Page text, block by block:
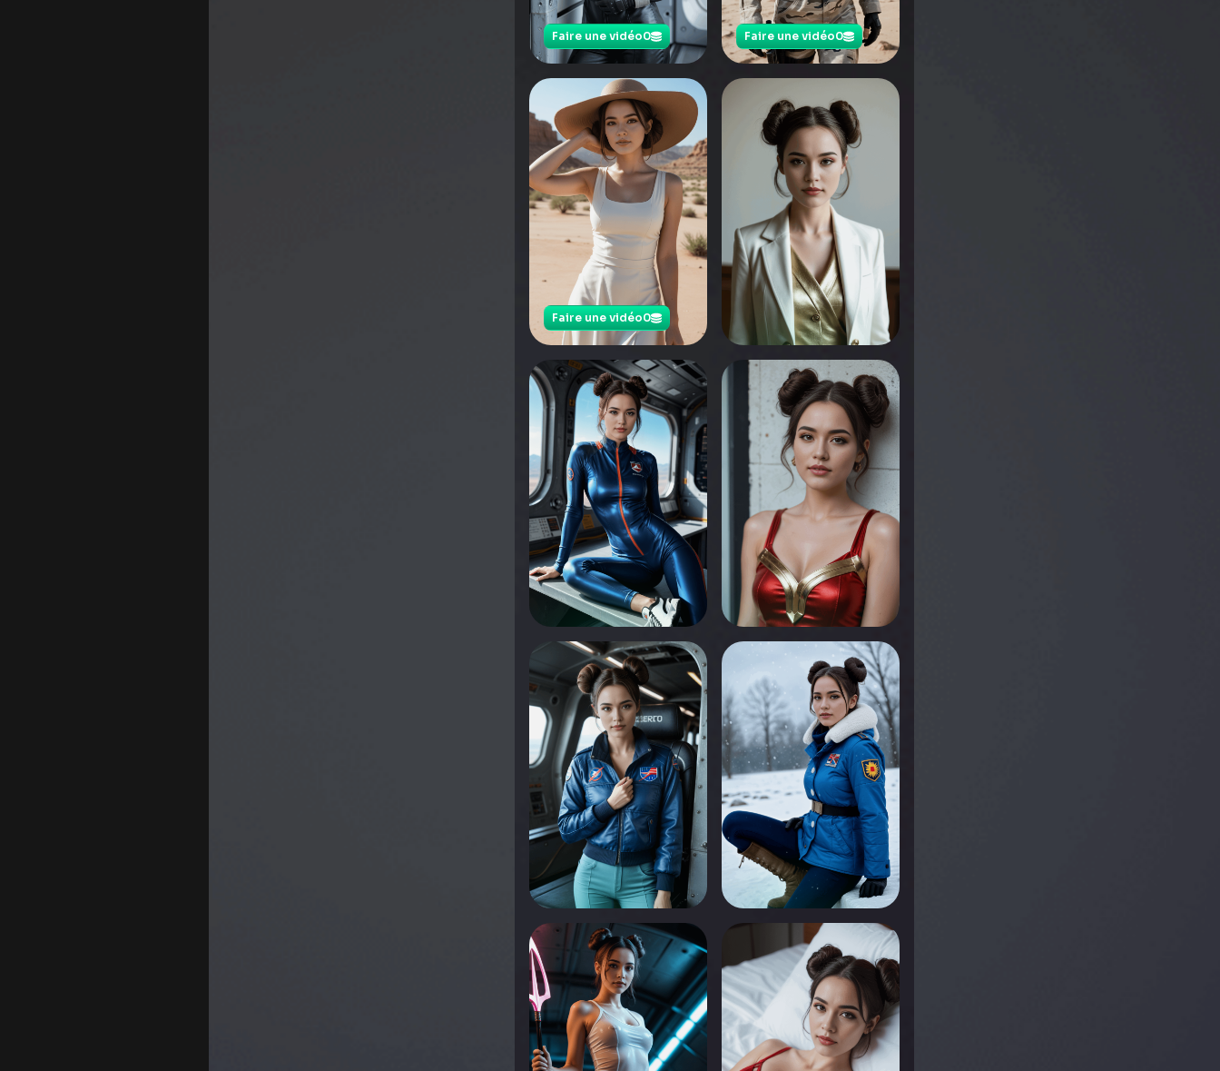
Faire une vidéo0 Faire une vidéo0
Faire une vidéo0
0
Appuyez pour voir
0
Appuyez pour voir
0
Appuyez pour voir
0
Appuyez pour voir
0
Appuyez pour voir